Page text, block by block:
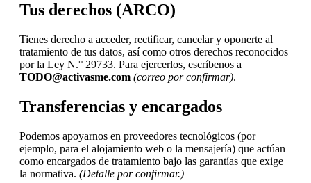
Tus derechos (ARCO)
Tienes derecho a acceder, rectificar, cancelar y oponerte al
tratamiento de tus datos, así como otros derechos reconocidos
por la Ley N.° 29733. Para ejercerlos, escríbenos a
TODO@activasme.com (correo por confirmar).
Transferencias y encargados
Podemos apoyarnos en proveedores tecnológicos (por
ejemplo, para el alojamiento web o la mensajería) que actúan
como encargados de tratamiento bajo las garantías que exige
la normativa. (Detalle por confirmar.)